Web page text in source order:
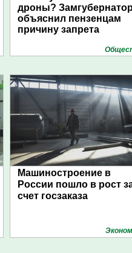
дроны?
объяснил пензенцам
причину запрета
Машиностроение в
России пошло в рост
счет госзаказа